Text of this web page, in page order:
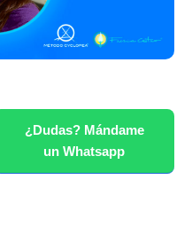
¿Dudas? Mándame
un Whatsapp